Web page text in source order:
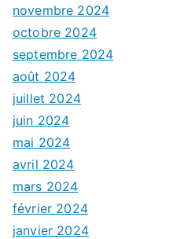
novembre 2024
octobre 2024
septembre 2024
août 2024
juillet 2024
juin 2024
mai 2024
avril 2024
mars 2024
février 2024
janvier 2024